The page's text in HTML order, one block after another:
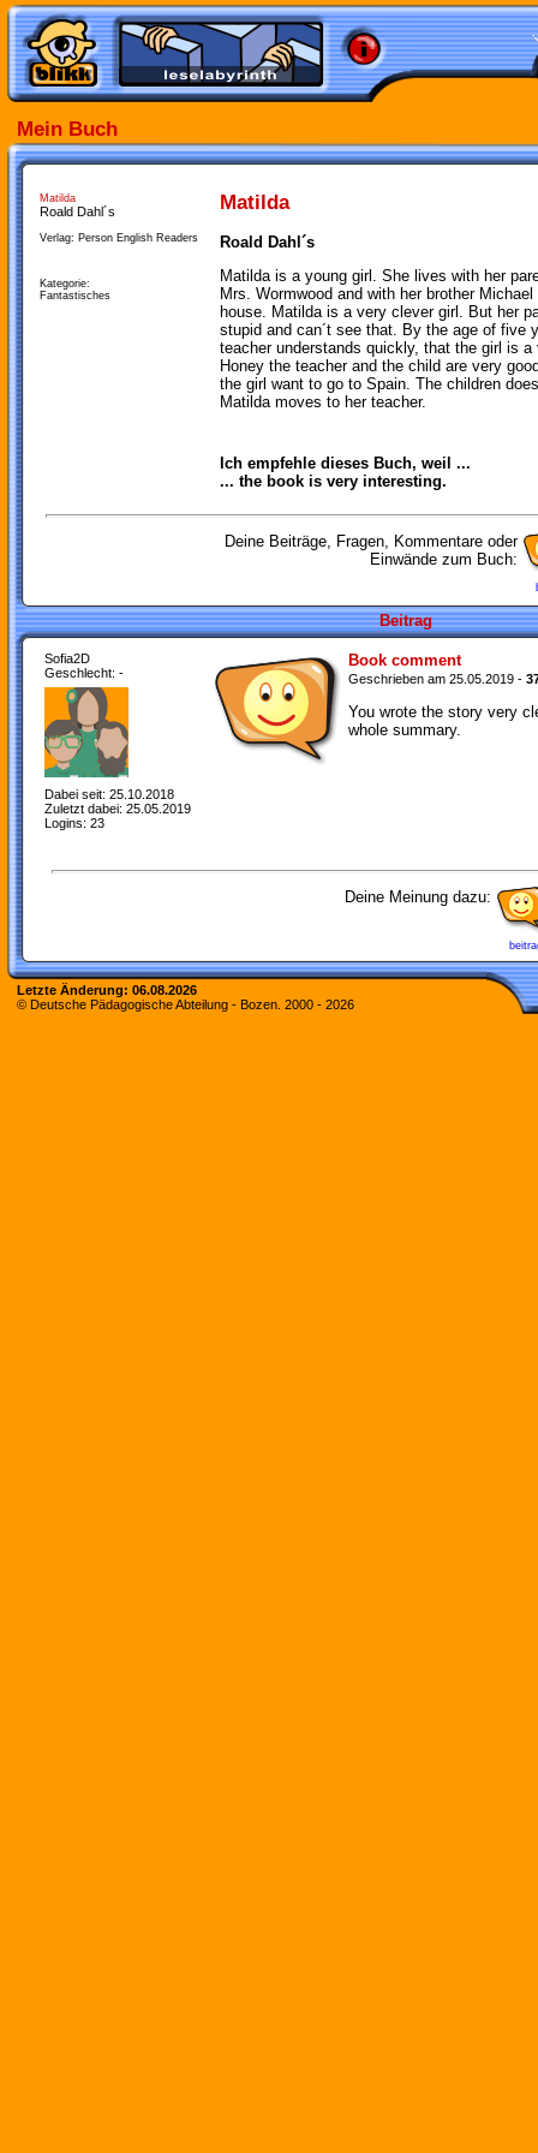
Mein Buch
Matilda
Roald Dahl´s
Verlag: Person English Readers
Kategorie:
Fantastisches
Matilda
Roald Dahl´s
Matilda is a young girl. She lives with her
Mrs. Wormwood and with her brother
house. Matilda is a very clever girl. But her
stupid and can´t see that. By the age of five
teacher understands quickly, that the girl is
Honey the teacher and the child are very
the girl want to go to Spain. The children
Matilda moves to her teacher.
Ich empfehle dieses Buch, weil ...
... the book is very interesting.
Deine Beiträge, Fragen, Kommentare oder
Einwände zum Buch:
Beitrag
Sofia2D
Geschlecht: -
Dabei seit: 25.10.2018
Zuletzt dabei: 25.05.2019
Logins: 23
Book comment
Geschrieben am 25.05.2019 -
You wrote the story very
whole summary.
Deine Meinung dazu:
Letzte Änderung: 06.08.2026
© Deutsche Pädagogische Abteilung - Bozen. 2000 - 2026